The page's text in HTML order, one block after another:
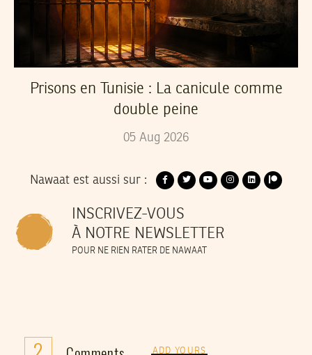
Prisons en Tunisie : La canicule comme
double peine
05 Aug 2026
Nawaat est aussi sur :
INSCRIVEZ-VOUS
À NOTRE NEWSLETTER
POUR NE RIEN RATER DE NAWAAT
ADD YOURS